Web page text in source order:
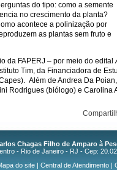
do tipo: como a semente
no crescimento da planta?
acontece a polinização por
as plantas sem fruto e
da FAPERJ – por meio do edital
Tim, da Financiadora de
Além de Andrea Da
Rodrigues (biólogo) e
Chagas Filho de Amparo à
- Rio de Janeiro - RJ - Cep:
do site| Central de Atendimento|